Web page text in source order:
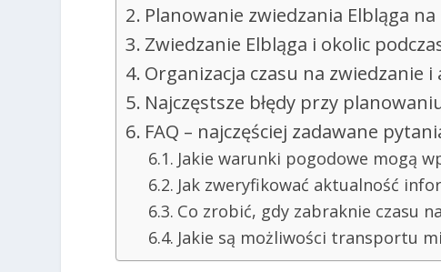
Planowanie zwiedzania Elbląga na
Zwiedzanie Elbląga i okolic
Organizacja czasu na zwiedzanie
Najczęstsze błędy przy
FAQ – najczęściej zadawane
Jakie warunki pogodowe mogą
Jak zweryfikować aktualność
Co zrobić, gdy zabraknie czasu
Jakie są możliwości transportu